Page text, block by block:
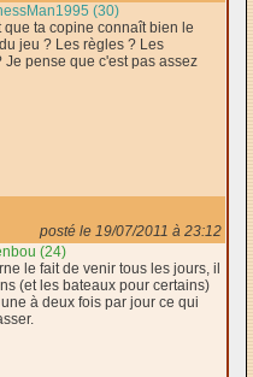
(30)
que ta copine connaît bien le
jeu ? Les règles ? Les
Je pense que c'est pas assez
posté le 19/07/2011 à 23:12
(24)
le fait de venir tous les jours, il
(et les bateaux pour certains)
à deux fois par jour ce qui